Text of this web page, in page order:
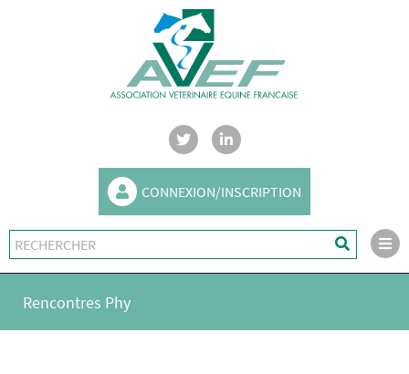
CONNEXION/INSCRIPTION
Rencontres Phy